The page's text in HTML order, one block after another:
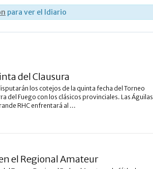
para ver el Idiario
del Clausura
los cotejos de la quinta fecha del Torneo
del Fuego con los clásicos provinciales. Las Águilas
RHC enfrentará al ...
el Regional Amateur